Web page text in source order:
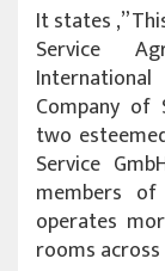
It states
Service
Company of
two
Service
members
operates
rooms